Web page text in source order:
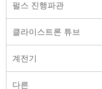
펄스 진행파관
클라이스트론 튜브
계전기
다른